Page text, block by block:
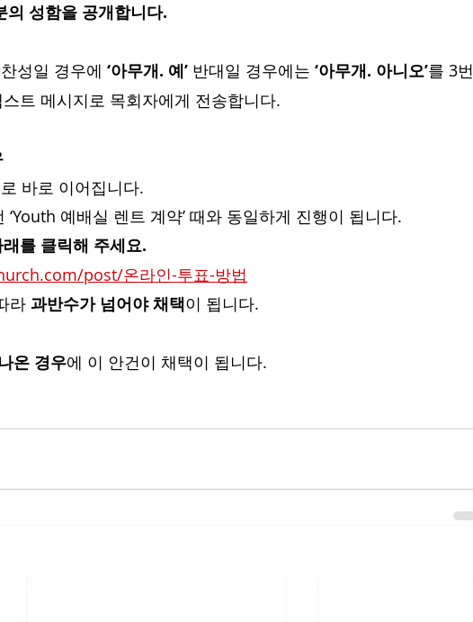
성함을 공개합니다.
성일 경우에 ‘아무개. 예’ 반대일 경우에는 ‘아무개. 아니오’를 3번
트 메시지로 목회자에게 전송합니다.
바로 이어집니다.
예배실 렌트 계약’ 때와 동일하게 진행이 됩니다.
를 클릭해 주세요.
post/온라인-투표-방법
라 과반수가 넘어야 채택이 됩니다.
온 경우에 이 안건이 채택이 됩니다.